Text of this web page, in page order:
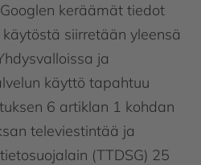
keräämät tiedot
siirretään yleensä
ja
käyttö tapahtuu
6 artiklan 1 kohdan
televiestintää ja
(TTDSG) 25